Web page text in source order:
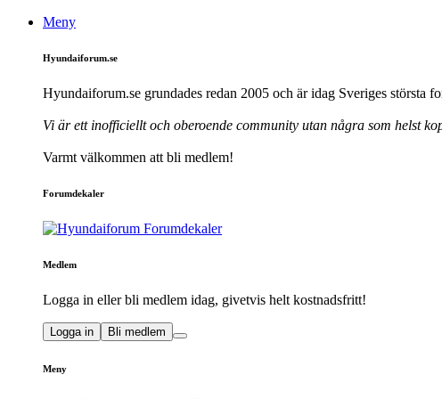
Meny
Hyundaiforum.se
Hyundaiforum.se grundades redan 2005 och är idag Sveriges största
Vi är ett inofficiellt och oberoende community utan några som helst
Varmt välkommen att bli medlem!
Forumdekaler
Medlem
Logga in eller bli medlem idag, givetvis helt kostnadsfritt!
Logga in Bli medlem
Meny